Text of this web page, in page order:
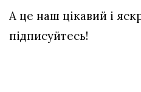
А це наш цікавий і
підписуйтесь!